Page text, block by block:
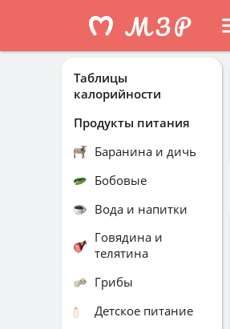
Таблицы
калорийности
Продукты питания
Баранина и дичь
Бобовые
Вода и напитки
Говядина и
телятина
Грибы
Детское питание